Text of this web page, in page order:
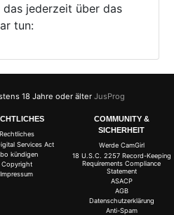
jederzeit über das
tun:
18 Jahre oder älter JusProg
Rechtliches
Services Act
kündigen
Copyright
Impressum
COMMUNITY &
SICHERHEIT
Werde CamGirl
18 U.S.C. 2257 Record-Keeping
Requirements Compliance
Statement
ASACP
AGB
Datenschutzerklärung
Anti-Spam